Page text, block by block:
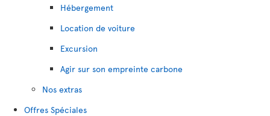
Hébergement
Location de voiture
Excursion
Agir sur son empreinte carbone
Nos extras
Offres Spéciales